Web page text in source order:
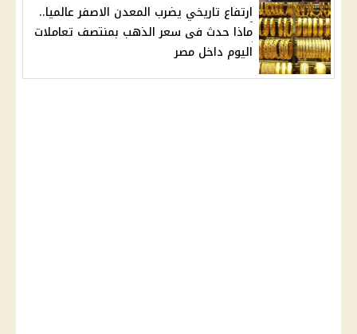
ارتفاع تاريخي يضرب المعدن الاصفر عالميا..
ماذا حدث فى سعر الذهب بمنتصف تعاملات
اليوم داخل مصر